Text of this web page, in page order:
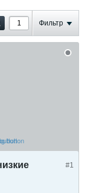
Фильтр
#1